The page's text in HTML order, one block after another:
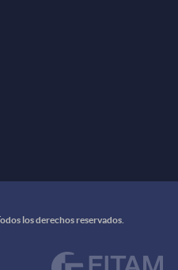
los derechos reservados.